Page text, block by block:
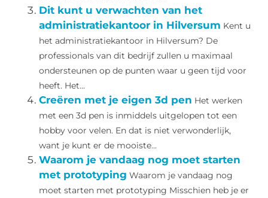
Dit kunt u verwachten van het
administratiekantoor in Hilversum Kent u
het administratiekantoor in Hilversum? De
professionals van dit bedrijf zullen u maximaal
ondersteunen op de punten waar u geen tijd voor
heeft. Het...
Creëren met je eigen 3d pen Het werken
met een 3d pen is inmiddels uitgelopen tot een
hobby voor velen. En dat is niet verwonderlijk,
want je kunt er de mooiste...
Waarom je vandaag nog moet starten
met prototyping Waarom je vandaag nog
moet starten met prototyping Misschien heb je er